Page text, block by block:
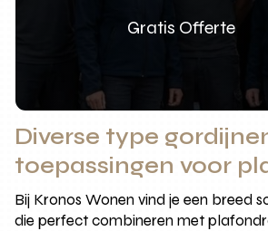
Gratis Offerte
Diverse type
toepassingen voor
Bij Kronos Wonen vind je een breed
die perfect combineren met